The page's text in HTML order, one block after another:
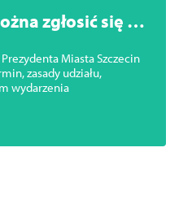
zgłosić się do
Miasta Szczecin
zasady udziału,
wydarzenia